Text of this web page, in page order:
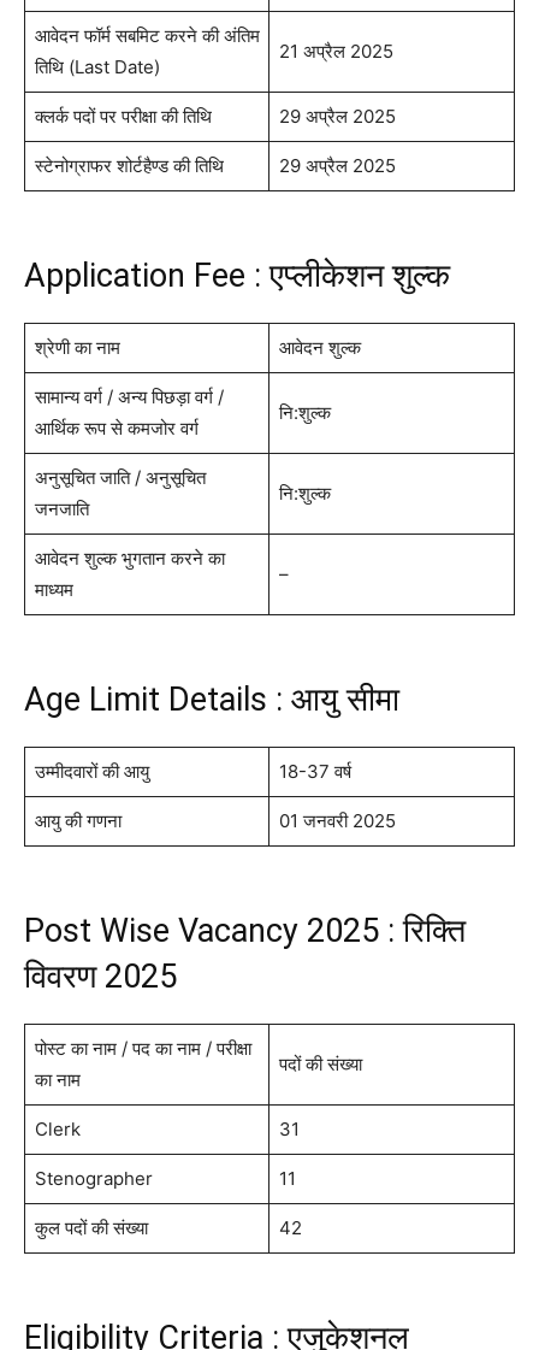
आवेदन फॉर्म सबमिट करने की अंतिम
तिथि (Last Date)
21 अप्रैल 2025
क्लर्क पदों पर परीक्षा की तिथि 29 अप्रैल 2025
स्टेनोग्राफर शोर्टहैण्ड की तिथि 29 अप्रैल 2025
Application Fee : एप्लीकेशन शुल्क
श्रेणी का नाम आवेदन शुल्क
सामान्य वर्ग / अन्य पिछड़ा वर्ग /
आर्थिक रूप से कमजोर वर्ग
नि:शुल्क
अनुसूचित जाति / अनुसूचित
जनजाति
नि:शुल्क
आवेदन शुल्क भुगतान करने का
माध्यम
–
Age Limit Details : आयु सीमा
उम्मीदवारों की आयु 18-37 वर्ष
आयु की गणना 01 जनवरी 2025
Post Wise Vacancy 2025 : रिक्ति
विवरण 2025
पोस्ट का नाम / पद का नाम / परीक्षा
का नाम
पदों की संख्या
Clerk 31
Stenographer 11
कुल पदों की संख्या 42
Eligibility Criteria : एजुकेशनल